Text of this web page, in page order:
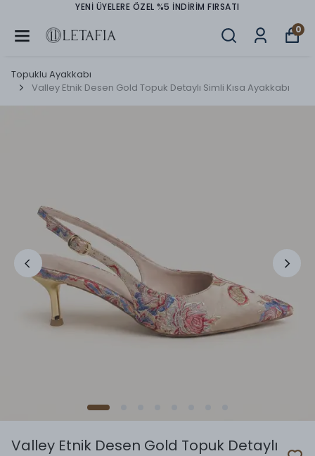
YENİ ÜYELERE ÖZEL %5 İNDİRİM FIRSATI
0
Topuklu Ayakkabı
Valley Etnik Desen Gold Topuk Detaylı Simli Kısa Ayakkabı
Valley Etnik Desen Gold Topuk Detaylı